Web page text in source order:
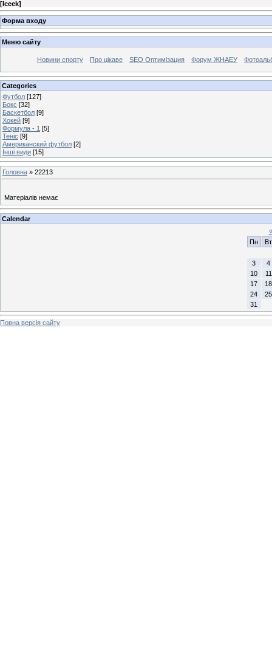
[Iceek]
Форма входу
Меню сайту
Новини спорту Про цікаве SEO Оптимізация Форум ЖНАЕУ
Categories
Футбол [127]
Бокс [32]
Баскетбол [9]
Хокей [9]
Формула - 1 [5]
Теніс [9]
Американский футбол [2]
Інші види [15]
Головна » 22213
Матеріалів немає
Calendar
«
Пн
Вт
3
4
10
11
17
18
24
25
31
Повна версія сайту